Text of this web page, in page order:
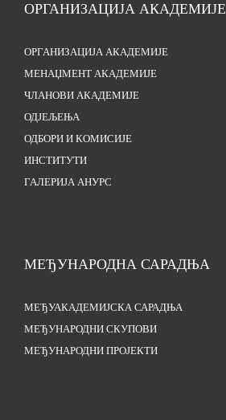
ОРГАНИЗАЦИЈА АКАДЕМИЈЕ
ОРГАНИЗАЦИЈА АКАДЕМИЈЕ
МЕНАЏМЕНТ АКАДЕМИЈЕ
ЧЛАНОВИ АКАДЕМИЈЕ
ОДЈЕЉЕЊА
ОДБОРИ И КОМИСИЈЕ
ИНСТИТУТИ
ГАЛЕРИЈА АНУРС
МЕЂУНАРОДНА САРАДЊА
МЕЂУАКАДЕМИЈСКА САРАДЊА
МЕЂУНАРОДНИ СКУПОВИ
МЕЂУНАРОДНИ ПРОЈЕКТИ